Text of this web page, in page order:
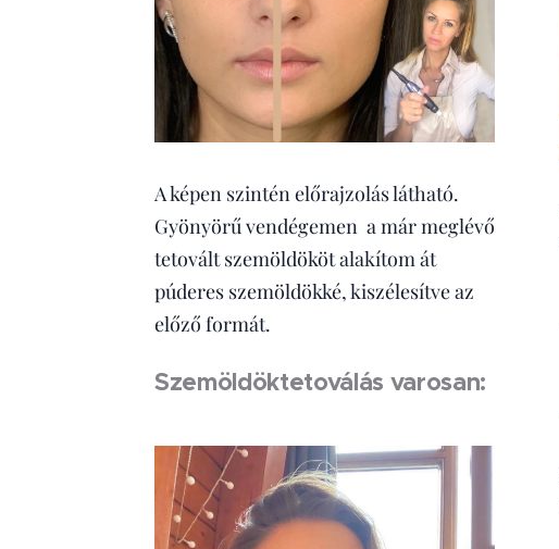
A képen szintén előrajzolás látható.
Gyönyörű vendégemen a már meglévő
tetovált szemöldököt alakítom át
púderes szemöldökké, kiszélesítve az
előző formát.
Szemöldöktetoválás varosan: